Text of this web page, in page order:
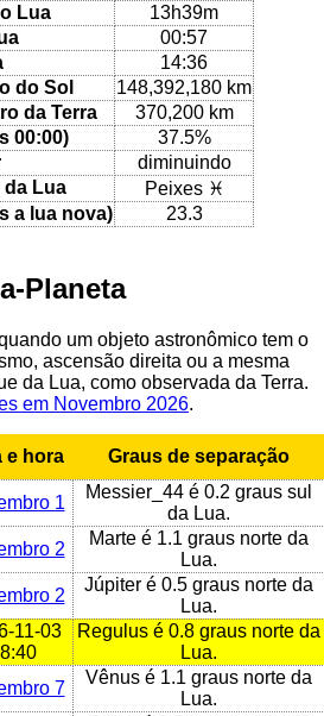
Lua
13h39m
00:57
14:36
do Sol
148,392,180 km
da Terra
370,200 km
00:00)
37.5%
diminuindo
Lua
Peixes ♓
a lua nova)
23.3
Planeta
um objeto astronômico tem o
ascensão direita ou a mesma
da Lua, como observada da Terra.
em Novembro 2026.
e hora Graus de separação
1
Messier_44 é 0.2 graus sul
da Lua.
2
Marte é 1.1 graus norte da
Lua.
2
Júpiter é 0.5 graus norte da
Lua.
11-03
Regulus é 0.8 graus norte da
Lua.
7
Vênus é 1.1 graus norte da
Lua.